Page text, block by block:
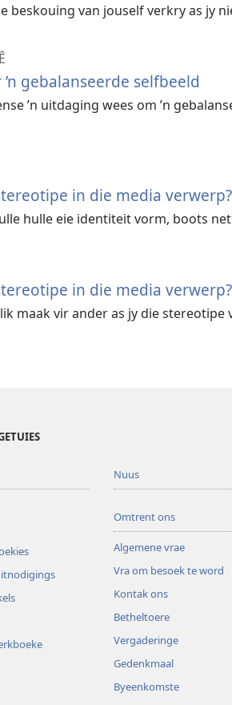
beskouing van jouself verkry as jy
gebalanseerde selfbeeld
’n uitdaging wees om ’n
in die media
hulle eie identiteit vorm, boots
in die media
maak vir ander as jy die stereotipe
Nuus
Omtrent ons
Algemene vrae
Vra om besoek te word
Kontak ons
Betheltoere
Vergaderinge
Gedenkmaal
Byeenkomste